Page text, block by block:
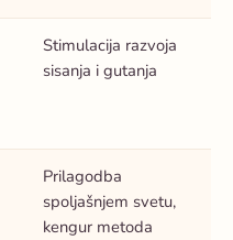
Stimulacija razvoja
sisanja i gutanja
Prilagodba
spoljašnjem svetu,
kengur metoda